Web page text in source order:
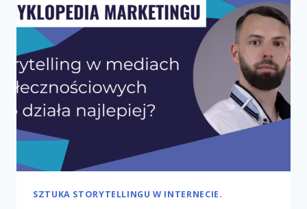
A
B2C.
SZTUKA STORYTELLINGU W INTERNECIE.